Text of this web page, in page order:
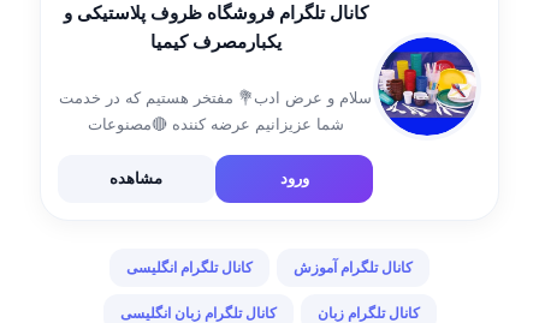
کانال تلگرام فروشگاه ظروف پلاستیکی و
یکبارمصرف کیمیا
سلام و عرض ادب💐 مفتخر هستیم که در خدمت
شما عزیزانیم عرضه کننده 🔴مصنوعات
دستمال کاغذی 🏬 آدرس: اراک ، بلوار شهیدان
رجایی (هپکو) لطفا جهت سفارش به ادمین پیام
ورود مشاهده
کانال تلگرام آموزش کانال تلگرام انگلیسی
کانال تلگرام زبان کانال تلگرام زبان انگلیسی